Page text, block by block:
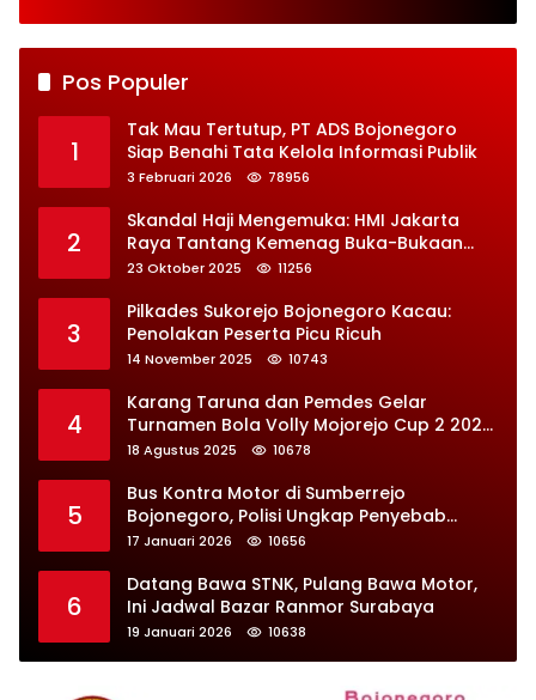
besaran
Pos Populer
1
Tak Mau Tertutup, PT ADS Bojonegoro
Siap Benahi Tata Kelola Informasi Publik
3 Februari 2026 78956
2
Skandal Haji Mengemuka: HMI Jakarta
Raya Tantang Kemenag Buka-Bukaan
Soal Kontrak Syarekah Bermasalah
23 Oktober 2025 11256
3
Pilkades Sukorejo Bojonegoro Kacau:
Penolakan Peserta Picu Ricuh
14 November 2025 10743
4
Karang Taruna dan Pemdes Gelar
Turnamen Bola Volly Mojorejo Cup 2 2025,
Diikuti 28 Tim
18 Agustus 2025 10678
5
Bus Kontra Motor di Sumberrejo
Bojonegoro, Polisi Ungkap Penyebab
Kecelakaan
17 Januari 2026 10656
6
Datang Bawa STNK, Pulang Bawa Motor,
Ini Jadwal Bazar Ranmor Surabaya
19 Januari 2026 10638